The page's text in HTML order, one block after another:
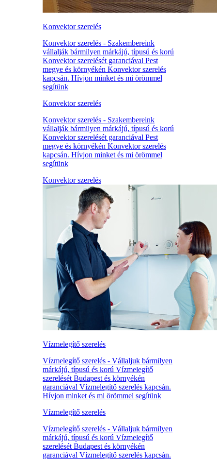
Konvektor szerelés
Konvektor szerelés - Szakembereink
vállalják bármilyen márkájú, típusú és korú
Konvektor szerelését garanciával Pest
megye és környékén Konvektor szerelés
kapcsán. Hívjon minket és mi örömmel
segítünk
Konvektor szerelés
Konvektor szerelés - Szakembereink
vállalják bármilyen márkájú, típusú és korú
Konvektor szerelését garanciával Pest
megye és környékén Konvektor szerelés
kapcsán. Hívjon minket és mi örömmel
segítünk
Konvektor szerelés
Vízmelegítő szerelés
Vízmelegítő szerelés - Vállaljuk bármilyen
márkájú, típusú és korú Vízmelegítő
szerelését Budapest és környékén
garanciával Vízmelegítő szerelés kapcsán.
Hívjon minket és mi örömmel segítünk
Vízmelegítő szerelés
Vízmelegítő szerelés - Vállaljuk bármilyen
márkájú, típusú és korú Vízmelegítő
szerelését Budapest és környékén
garanciával Vízmelegítő szerelés kapcsán.